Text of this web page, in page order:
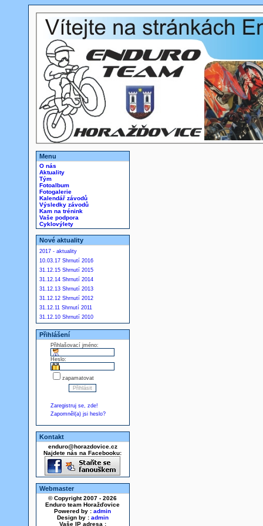
Menu
O nás
Aktuality
Tým
Fotoalbum
Fotogalerie
Kalendář závodů
Výsledky závodů
Kam na trénink
Vaše podpora
Cyklovýlety
Nové aktuality
2017 - aktuality
10.03.17 Shrnutí 2016
31.12.15 Shrnutí 2015
31.12.14 Shrnutí 2014
31.12.13 Shrnutí 2013
31.12.12 Shrnutí 2012
31.12.11 Shrnutí 2011
31.12.10 Shrnutí 2010
Přihlášení
Přihlašovací jméno:
Heslo:
zapamatovat
Zaregistruj se, zde!
Zapomněl(a) jsi heslo?
Kontakt
enduro@horazdovice.cz
Najdete nás na Facebooku:
Webmaster
© Copyright 2007 - 2026
Enduro team Horažďovice
Powered by : admin
Design by : admin
Vaše IP adresa :